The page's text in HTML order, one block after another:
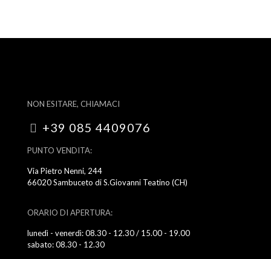
NON ESITARE, CHIAMACI
+39 085 4409076
PUNTO VENDITA:
Via Pietro Nenni, 244
66020 Sambuceto di S.Giovanni Teatino (CH)
ORARIO DI APERTURA:
lunedì - venerdì: 08.30 - 12.30 / 15.00 - 19.00
sabato: 08.30 - 12.30